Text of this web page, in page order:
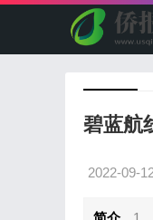
碧蓝航
2022-09-